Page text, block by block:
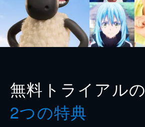
無料トライアルの
2つの特典